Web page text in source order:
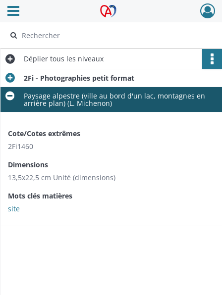
Archives Alsace - Colmar
Ouvrir le menu déroulant
Déplier tous les niveaux
2Fi - Photographies petit format
Paysage alpestre (ville au bord d'un lac, montagnes en
arrière plan) (L. Michenon)
Cote/Cotes extrêmes
2Fi1460
Dimensions
13,5x22,5 cm Unité (dimensions)
Mots clés matières
site